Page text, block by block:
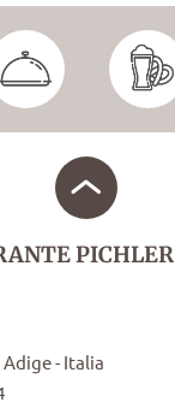
PICHLER
Adige - Italia